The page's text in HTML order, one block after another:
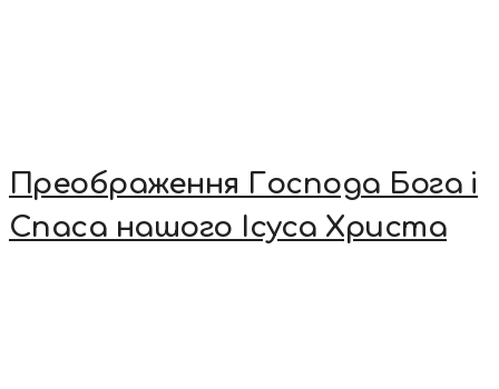
Преображення Господа Бога і
Спаса нашого Ісуса Христа